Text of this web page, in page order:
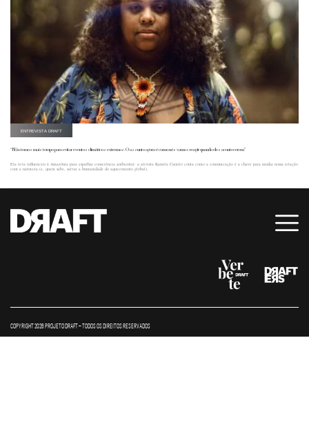
ENTREVISTA DRAFT
“Não temos mais tempo para evitar eventos climáticos extremos. O assunto agora é como nós vamos reagir quando eles acontecerem”
Ela leva influencers à Amazônia para espalhar consciência ambiental: a ativista Kamila Camilo conta como a comunicação é a chave para mudar nossa relação
com a natureza (e, quem sabe, salvar a humanidade do aquecimento global).
COPYRIGHT 2026 PROJETO DRAFT – TODOS OS DIREITOS RESERVADOS